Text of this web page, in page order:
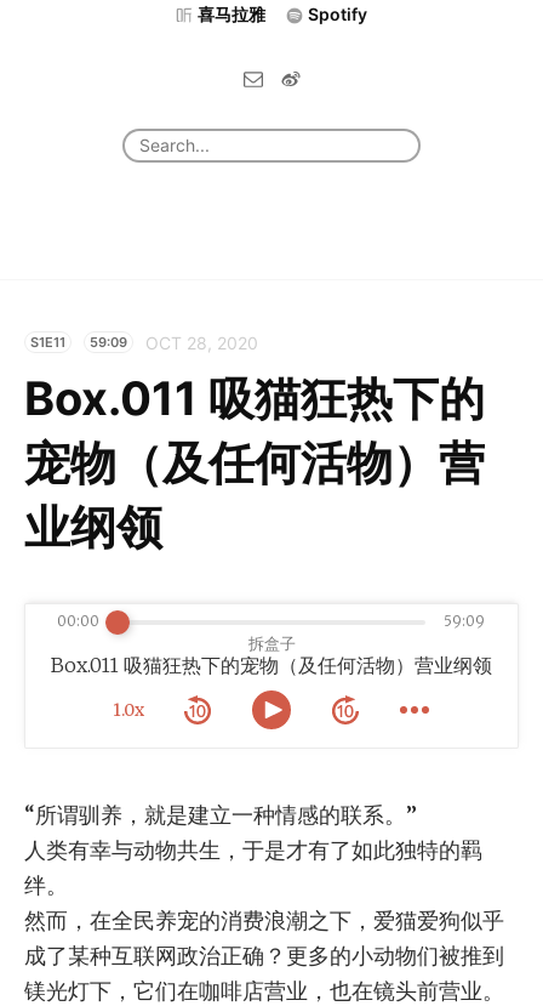
喜马拉雅 Spotify
S1E11 59:09 OCT 28, 2020
Box.011 吸猫狂热下的
宠物（及任何活物）营
业纲领
拆盒子
Box.011 吸猫狂热下的宠物（及任何活物）营业纲领
1.0x
00:00 59:09
“所谓驯养，就是建立一种情感的联系。”
人类有幸与动物共生，于是才有了如此独特的羁
绊。
然而，在全民养宠的消费浪潮之下，爱猫爱狗似乎
成了某种互联网政治正确？更多的小动物们被推到
镁光灯下，它们在咖啡店营业，也在镜头前营业。